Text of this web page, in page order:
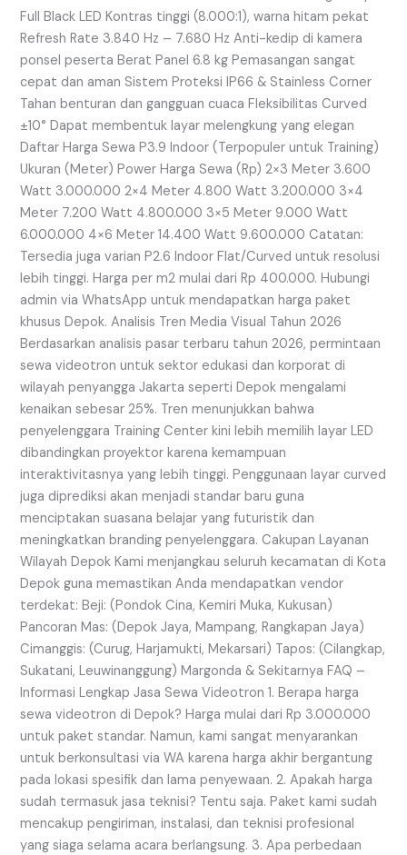
Full Black LED Kontras tinggi (8.000:1), warna hitam pekat
Refresh Rate 3.840 Hz – 7.680 Hz Anti-kedip di kamera
ponsel peserta Berat Panel 6.8 kg Pemasangan sangat
cepat dan aman Sistem Proteksi IP66 & Stainless Corner
Tahan benturan dan gangguan cuaca Fleksibilitas Curved
±10° Dapat membentuk layar melengkung yang elegan
Daftar Harga Sewa P3.9 Indoor (Terpopuler untuk Training)
Ukuran (Meter) Power Harga Sewa (Rp) 2×3 Meter 3.600
Watt 3.000.000 2×4 Meter 4.800 Watt 3.200.000 3×4
Meter 7.200 Watt 4.800.000 3×5 Meter 9.000 Watt
6.000.000 4×6 Meter 14.400 Watt 9.600.000 Catatan:
Tersedia juga varian P2.6 Indoor Flat/Curved untuk resolusi
lebih tinggi. Harga per m2 mulai dari Rp 400.000. Hubungi
admin via WhatsApp untuk mendapatkan harga paket
khusus Depok. Analisis Tren Media Visual Tahun 2026
Berdasarkan analisis pasar terbaru tahun 2026, permintaan
sewa videotron untuk sektor edukasi dan korporat di
wilayah penyangga Jakarta seperti Depok mengalami
kenaikan sebesar 25%. Tren menunjukkan bahwa
penyelenggara Training Center kini lebih memilih layar LED
dibandingkan proyektor karena kemampuan
interaktivitasnya yang lebih tinggi. Penggunaan layar curved
juga diprediksi akan menjadi standar baru guna
menciptakan suasana belajar yang futuristik dan
meningkatkan branding penyelenggara. Cakupan Layanan
Wilayah Depok Kami menjangkau seluruh kecamatan di Kota
Depok guna memastikan Anda mendapatkan vendor
terdekat: Beji: (Pondok Cina, Kemiri Muka, Kukusan)
Pancoran Mas: (Depok Jaya, Mampang, Rangkapan Jaya)
Cimanggis: (Curug, Harjamukti, Mekarsari) Tapos: (Cilangkap,
Sukatani, Leuwinanggung) Margonda & Sekitarnya FAQ –
Informasi Lengkap Jasa Sewa Videotron 1. Berapa harga
sewa videotron di Depok? Harga mulai dari Rp 3.000.000
untuk paket standar. Namun, kami sangat menyarankan
untuk berkonsultasi via WA karena harga akhir bergantung
pada lokasi spesifik dan lama penyewaan. 2. Apakah harga
sudah termasuk jasa teknisi? Tentu saja. Paket kami sudah
mencakup pengiriman, instalasi, dan teknisi profesional
yang siaga selama acara berlangsung. 3. Apa perbedaan